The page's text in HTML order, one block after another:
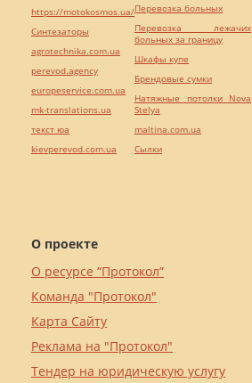
О проекте
О ресурсе “Протокол”
Команда "Протокол"
Карта Сайту
Реклама на "Протокол"
Тендер на юридическую услугу
https://motokosmos.ua/
Синтезаторы
agrotechnika.com.ua
perevod.agency
europeservice.com.ua
mk-translations.ua
текст юа
kievperevod.com.ua
Перевозка больных
Перевозка лежачих
больных за границу
Шкафы купе
Брендовые сумки
Натяжные потолки Nova
Stelya
maltina.com.ua
Cылки